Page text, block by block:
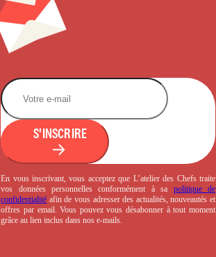
S'INSCRIRE
En vous inscrivant, vous acceptez que L’atelier des Chefs traite
vos données personnelles conformément à sa politique de
confidentialité afin de vous adresser des actualités, nouveautés et
offres par email. Vous pouvez vous désabonner à tout moment
grâce au lien inclus dans nos e-mails.